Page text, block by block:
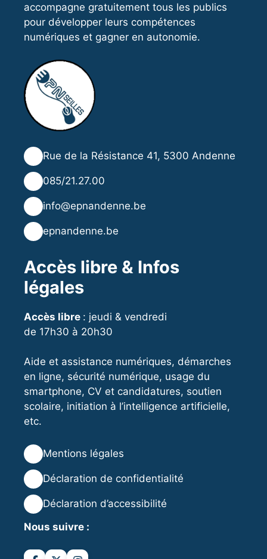
accompagne gratuitement tous les publics
pour développer leurs compétences
numériques et gagner en autonomie.
Rue de la Résistance 41, 5300 Andenne
085/21.27.00
info@epnandenne.be
epnandenne.be
Accès libre & Infos
légales
Accès libre : jeudi & vendredi
de 17h30 à 20h30
Aide et assistance numériques, démarches
en ligne, sécurité numérique, usage du
smartphone, CV et candidatures, soutien
scolaire, initiation à l’intelligence artificielle,
etc.
Mentions légales
Déclaration de confidentialité
Déclaration d’accessibilité
Nous suivre :